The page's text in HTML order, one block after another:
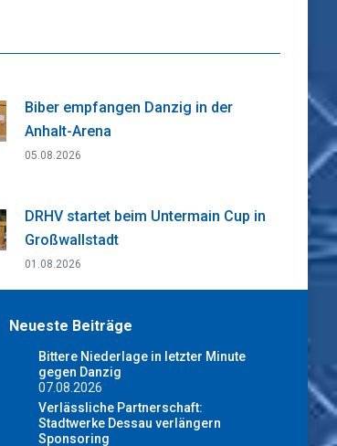
Biber empfangen Danzig in der
Anhalt-Arena
05.08.2026
DRHV startet beim Untermain Cup in
Großwallstadt
01.08.2026
Neueste Beiträge
Bittere Niederlage in letzter Minute
gegen Danzig
07.08.2026
Verlässliche Partnerschaft:
Stadtwerke Dessau verlängern
Sponsoring